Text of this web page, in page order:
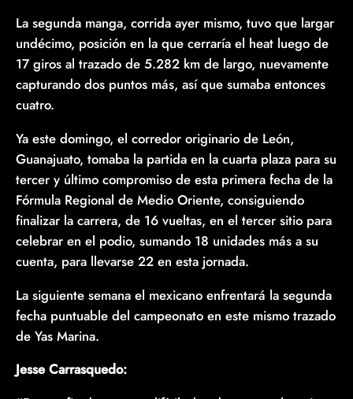
La segunda manga, corrida ayer mismo, tuvo que largar
undécimo, posición en la que cerraría el heat luego de
17 giros al trazado de 5.282 km de largo, nuevamente
capturando dos puntos más, así que sumaba entonces
cuatro.
Ya este domingo, el corredor originario de León,
Guanajuato, tomaba la partida en la cuarta plaza para su
tercer y último compromiso de esta primera fecha de la
Fórmula Regional de Medio Oriente, consiguiendo
finalizar la carrera, de 16 vueltas, en el tercer sitio para
celebrar en el podio, sumando 18 unidades más a su
cuenta, para llevarse 22 en esta jornada.
La siguiente semana el mexicano enfrentará la segunda
fecha puntuable del campeonato en este mismo trazado
de Yas Marina.
Jesse Carrasquedo: